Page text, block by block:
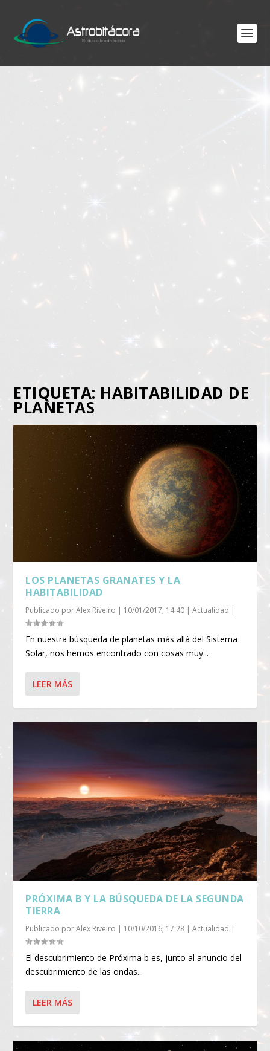
ETIQUETA: HABITABILIDAD DE
PLANETAS
LOS PLANETAS GRANATES Y LA
HABITABILIDAD
Publicado porAlex Riveiro | 10/01/2017; 14:40 |Actualidad |
En nuestra búsqueda de planetas más allá del Sistema
Solar, nos hemos encontrado con cosas muy...
LEER MÁS
PRÓXIMA B Y LA BÚSQUEDA DE LA SEGUNDA
TIERRA
Publicado porAlex Riveiro | 10/10/2016; 17:28 |Actualidad |
El descubrimiento de Próxima b es, junto al anuncio del
descubrimiento de las ondas...
LEER MÁS